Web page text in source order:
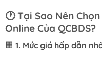
🕐Tại Sao Nên
Online Của QCBDS?
🟧 1. Mức giá hấp dẫn